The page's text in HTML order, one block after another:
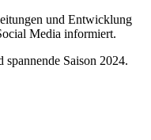
und Entwicklung
Media informiert.
Saison 2024.